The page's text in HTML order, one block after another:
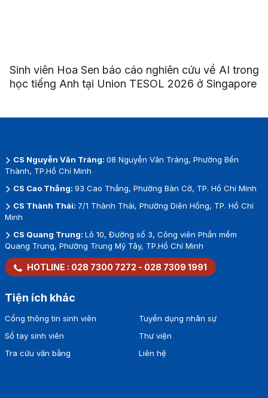
Sinh viên Hoa Sen báo cáo nghiên cứu về AI trong
học tiếng Anh tại Union TESOL 2026 ở Singapore
CS Nguyễn Văn Tráng: 08 Nguyễn Văn Tráng, Phường Bến
Thành, TP.Hồ Chí Minh
CS Cao Thắng: 93 Cao Thắng, Phường Bàn Cờ, TP. Hồ Chí Minh
CS Thành Thái: 7/1 Thành Thái, Phường Diên Hồng, TP. Hồ Chí
Minh
CS Quang Trung: Lô 10, Đường số 3, Công viên Phần mềm
Quang Trung, Phường Trung Mỹ Tây, TP.Hồ Chí Minh
HOTLINE : 028 7300 7272 - 028 7309 1991
Tiện ích khác
Cổng thông tin sinh viên
Sổ tay sinh viên
Tra cứu văn bằng
Tuyển dụng nhân sự
Thư viện
Liên hệ